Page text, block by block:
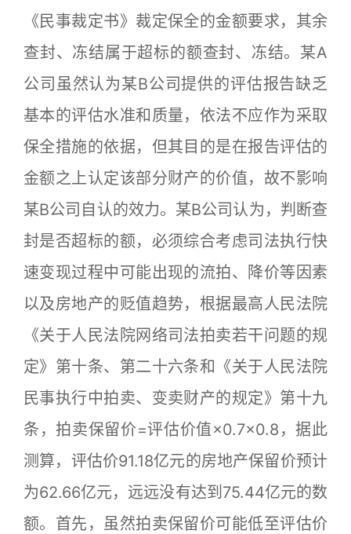
《民事裁定书》裁定保全的金额要求，其余
查封、冻结属于超标的额查封、冻结。某A
公司虽然认为某B公司提供的评估报告缺乏
基本的评估水准和质量，依法不应作为采取
保全措施的依据，但其目的是在报告评估的
金额之上认定该部分财产的价值，故不影响
某B公司自认的效力。某B公司认为，判断查
封是否超标的额，必须综合考虑司法执行快
速变现过程中可能出现的流拍、降价等因素
以及房地产的贬值趋势，根据最高人民法院
《关于人民法院网络司法拍卖若干问题的规
定》第十条、第二十六条和《关于人民法院
民事执行中拍卖、变卖财产的规定》第十九
条，拍卖保留价=评估价值×0.7×0.8，据此
测算，评估价91.18亿元的房地产保留价预计
为62.66亿元，远远没有达到75.44亿元的数
额。首先，虽然拍卖保留价可能低至评估价